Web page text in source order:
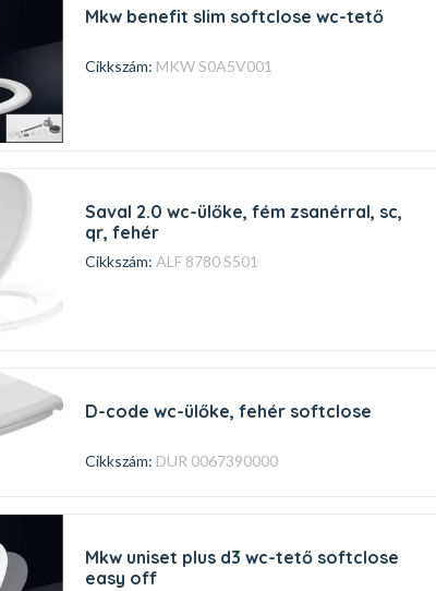
mkw benefit slim softclose wc-tető
Cikkszám: MKW S0A5V001
saval 2.0 wc-ülőke, fém zsanérral, sc,
qr, fehér
Cikkszám: ALF 8780 S501
d-code wc-ülőke, fehér softclose
Cikkszám: DUR 0067390000
mkw uniset plus d3 wc-tető softclose
easy off